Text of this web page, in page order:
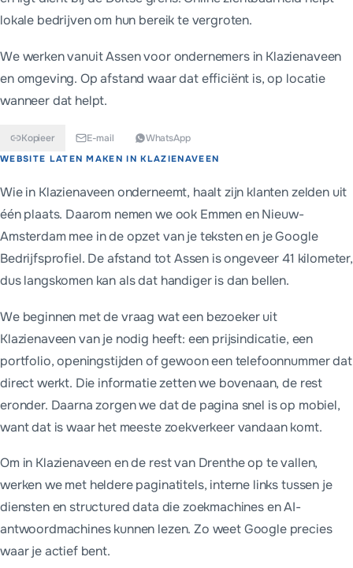
lokale bedrijven om hun bereik te vergroten.
We werken vanuit Assen voor ondernemers in Klazienaveen
en omgeving. Op afstand waar dat efficiënt is, op locatie
wanneer dat helpt.
Kopieer E-mail WhatsApp
Kort antwoord
WEBSITE LATEN MAKEN INKLAZIENAVEEN
Wie in Klazienaveen onderneemt, haalt zijn klanten zelden uit
één plaats. Daarom nemen we ook Emmen en Nieuw-
Amsterdam mee in de opzet van je teksten en je Google
Bedrijfsprofiel. De afstand tot Assen is ongeveer 41 kilometer,
dus langskomen kan als dat handiger is dan bellen.
We beginnen met de vraag wat een bezoeker uit
Klazienaveen van je nodig heeft: een prijsindicatie, een
portfolio, openingstijden of gewoon een telefoonnummer dat
direct werkt. Die informatie zetten we bovenaan, de rest
eronder. Daarna zorgen we dat de pagina snel is op mobiel,
want dat is waar het meeste zoekverkeer vandaan komt.
Om in Klazienaveen en de rest van Drenthe op te vallen,
werken we met heldere paginatitels, interne links tussen je
diensten en structured data die zoekmachines en AI-
antwoordmachines kunnen lezen. Zo weet Google precies
waar je actief bent.